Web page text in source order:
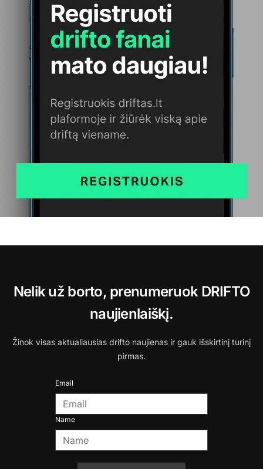
Nelik už borto, prenumeruok DRIFTO
naujienlaiškį.
Žinok visas aktualiausias drifto naujienas ir gauk išskirtinį turinį
pirmas.
Email
Name